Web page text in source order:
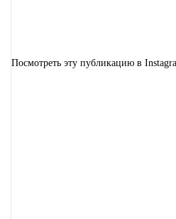
Посмотреть эту публикацию в